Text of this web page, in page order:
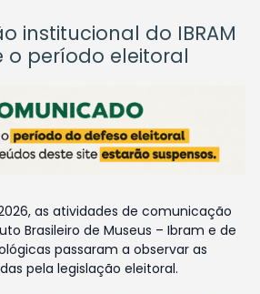
institucional do IBRAM
o período eleitoral
as atividades de comunicação
Brasileiro de Museus – Ibram e de
passaram a observar as
pela legislação eleitoral.